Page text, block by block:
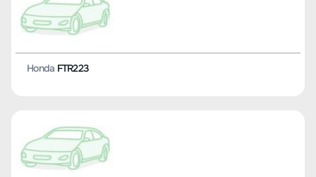
Honda FTR223